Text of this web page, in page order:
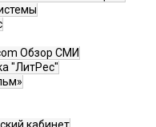
Обзор СМИ
"ЛитРес"